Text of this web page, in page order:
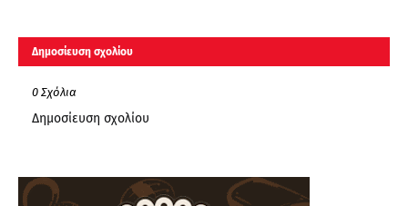
Δημοσίευση σχολίου
0 Σχόλια
Δημοσίευση σχολίου